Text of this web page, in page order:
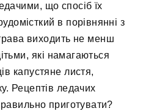
що спосіб їх
в порівнянні з
виходить не менш
які намагаються
капустяне листя,
Рецептів ледачих
приготувати?